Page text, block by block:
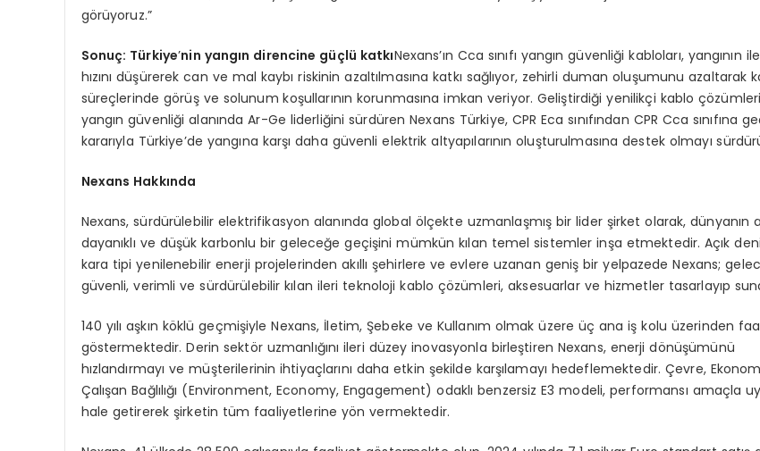
görüyoruz.”
Sonuç: Türkiye’nin yangın direncine güçlü katkıNexans’ın Cca sınıfı yangın güvenliği kabloları, yangının
hızını düşürerek can ve mal kaybı riskinin azaltılmasına katkı sağlıyor, zehirli duman oluşumunu azaltarak
süreçlerinde görüş ve solunum koşullarının korunmasına imkan veriyor. Geliştirdiği yenilikçi kablo
yangın güvenliği alanında Ar-Ge liderliğini sürdüren Nexans Türkiye, CPR Eca sınıfından CPR Cca sınıfına
kararıyla Türkiye’de yangına karşı daha güvenli elektrik altyapılarının oluşturulmasına destek olmayı
Nexans Hakkında
Nexans, sürdürülebilir elektrifikasyon alanında global ölçekte uzmanlaşmış bir lider şirket olarak, dünyanın
dayanıklı ve düşük karbonlu bir geleceğe geçişini mümkün kılan temel sistemler inşa etmektedir. Açık
kara tipi yenilenebilir enerji projelerinden akıllı şehirlere ve evlere uzanan geniş bir yelpazede Nexans;
güvenli, verimli ve sürdürülebilir kılan ileri teknoloji kablo çözümleri, aksesuarlar ve hizmetler tasarlayıp
140 yılı aşkın köklü geçmişiyle Nexans, İletim, Şebeke ve Kullanım olmak üzere üç ana iş kolu üzerinden
göstermektedir. Derin sektör uzmanlığını ileri düzey inovasyonla birleştiren Nexans, enerji dönüşümünü
hızlandırmayı ve müşterilerinin ihtiyaçlarını daha etkin şekilde karşılamayı hedeflemektedir. Çevre,
Çalışan Bağlılığı (Environment, Economy, Engagement) odaklı benzersiz E3 modeli, performansı amaçla
hale getirerek şirketin tüm faaliyetlerine yön vermektedir.